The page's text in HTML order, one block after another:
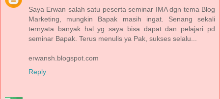
Saya Erwan salah satu peserta seminar IMA dgn tema Blog
Marketing, mungkin Bapak masih ingat. Senang sekali
ternyata banyak hal yg saya bisa dapat dan pelajari pd
seminar Bapak. Terus menulis ya Pak, sukses selalu...
erwansh.blogspot.com
Reply